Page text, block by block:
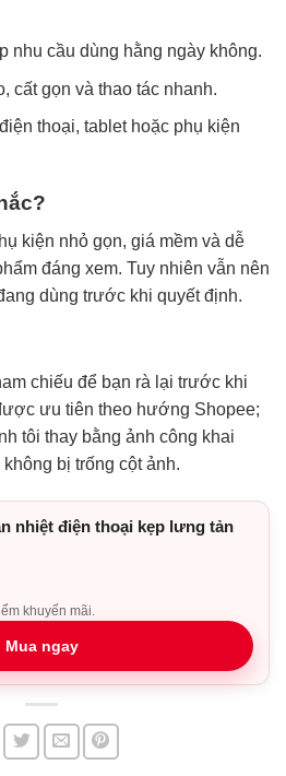
nhu cầu dùng hằng ngày không.
cất gọn và thao tác nhanh.
thoại, tablet hoặc phụ kiện
kiện nhỏ gọn, giá mềm và dễ
đáng xem. Tuy nhiên vẫn nên
dùng trước khi quyết định.
chiếu để bạn rà lại trước khi
ưu tiên theo hướng Shopee;
tôi thay bằng ảnh công khai
bị trống cột ảnh.
nhiệt điện thoại kẹp lưng tản
khuyến mãi.
Mua ngay